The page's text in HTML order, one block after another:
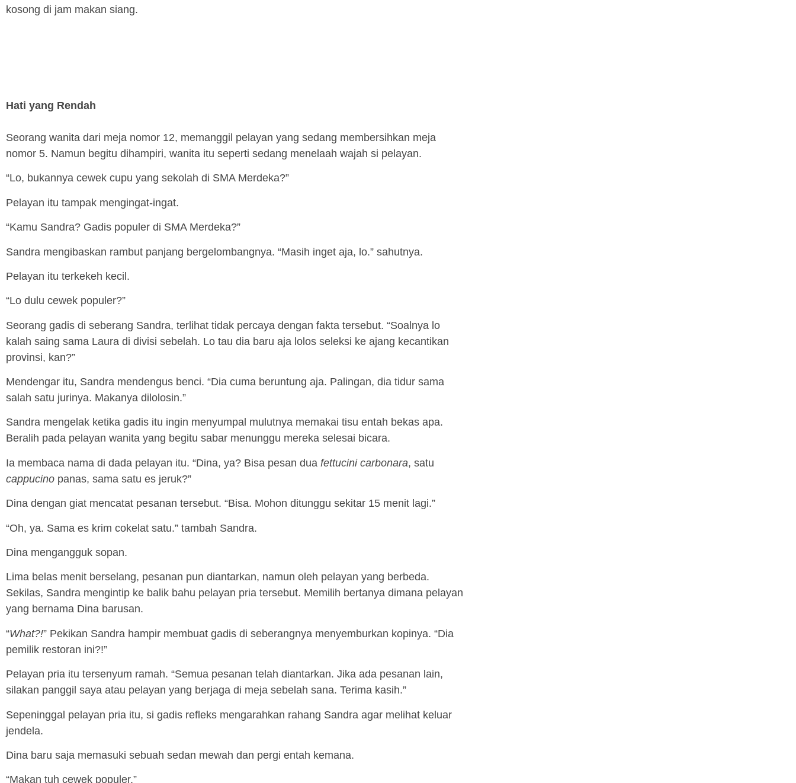
kosong di jam makan siang.
Hati yang Rendah
Seorang wanita dari meja nomor 12, memanggil pelayan yang sedang membersihkan meja
nomor 5. Namun begitu dihampiri, wanita itu seperti sedang menelaah wajah si pelayan.
“Lo, bukannya cewek cupu yang sekolah di SMA Merdeka?”
Pelayan itu tampak mengingat-ingat.
“Kamu Sandra? Gadis populer di SMA Merdeka?”
Sandra mengibaskan rambut panjang bergelombangnya. “Masih inget aja, lo.” sahutnya.
Pelayan itu terkekeh kecil.
“Lo dulu cewek populer?”
Seorang gadis di seberang Sandra, terlihat tidak percaya dengan fakta tersebut. “Soalnya lo
kalah saing sama Laura di divisi sebelah. Lo tau dia baru aja lolos seleksi ke ajang kecantikan
provinsi, kan?”
Mendengar itu, Sandra mendengus benci. “Dia cuma beruntung aja. Palingan, dia tidur sama
salah satu jurinya. Makanya dilolosin.”
Sandra mengelak ketika gadis itu ingin menyumpal mulutnya memakai tisu entah bekas apa.
Beralih pada pelayan wanita yang begitu sabar menunggu mereka selesai bicara.
Ia membaca nama di dada pelayan itu. “Dina, ya? Bisa pesan dua fettucini carbonara, satu
cappucino panas, sama satu es jeruk?”
Dina dengan giat mencatat pesanan tersebut. “Bisa. Mohon ditunggu sekitar 15 menit lagi.”
“Oh, ya. Sama es krim cokelat satu.” tambah Sandra.
Dina mengangguk sopan.
Lima belas menit berselang, pesanan pun diantarkan, namun oleh pelayan yang berbeda.
Sekilas, Sandra mengintip ke balik bahu pelayan pria tersebut. Memilih bertanya dimana pelayan
yang bernama Dina barusan.
“What?!” Pekikan Sandra hampir membuat gadis di seberangnya menyemburkan kopinya. “Dia
pemilik restoran ini?!”
Pelayan pria itu tersenyum ramah. “Semua pesanan telah diantarkan. Jika ada pesanan lain,
silakan panggil saya atau pelayan yang berjaga di meja sebelah sana. Terima kasih.”
Sepeninggal pelayan pria itu, si gadis refleks mengarahkan rahang Sandra agar melihat keluar
jendela.
Dina baru saja memasuki sebuah sedan mewah dan pergi entah kemana.
“Makan tuh cewek populer.”